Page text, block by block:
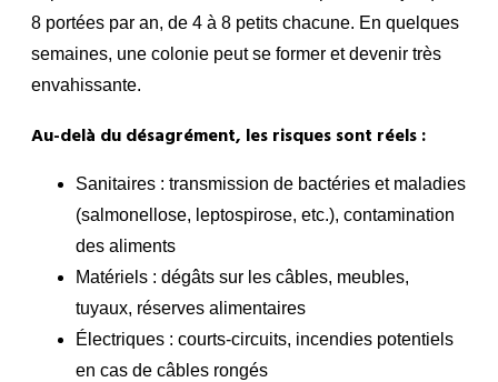
8 portées par an, de 4 à 8 petits chacune. En quelques
semaines, une colonie peut se former et devenir très
envahissante.
Au-delà du désagrément, les risques sont réels :
Sanitaires : transmission de bactéries et maladies
(salmonellose, leptospirose, etc.), contamination
des aliments
Matériels : dégâts sur les câbles, meubles,
tuyaux, réserves alimentaires
Électriques : courts-circuits, incendies potentiels
en cas de câbles rongés